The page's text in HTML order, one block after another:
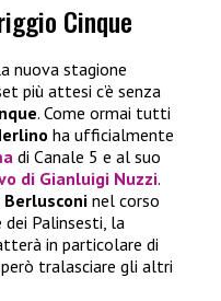
Cinque
nuova stagione
più attesi c’è senza
. Come ormai tutti
ha ufficialmente
di Canale 5 e al suo
di Gianluigi Nuzzi.
Berlusconi nel corso
Palinsesti, la
in particolare di
tralasciare gli altri